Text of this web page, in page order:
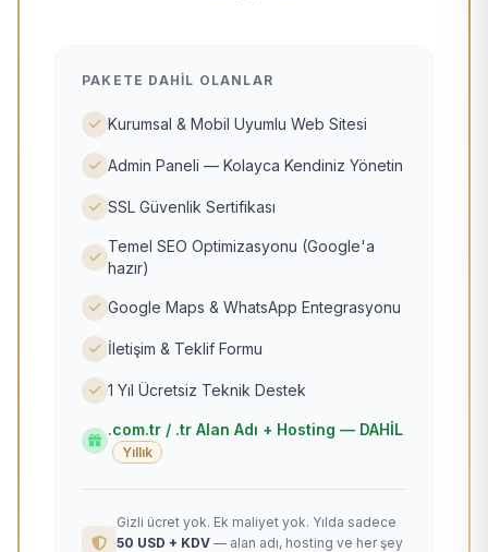
PAKETE DAHIL OLANLAR
Kurumsal & Mobil Uyumlu Web Sitesi
Admin Paneli — Kolayca Kendiniz Yönetin
SSL Güvenlik Sertifikası
Temel SEO Optimizasyonu (Google'a
hazır)
Google Maps & WhatsApp Entegrasyonu
İletişim & Teklif Formu
1 Yıl Ücretsiz Teknik Destek
.com.tr / .tr Alan Adı + Hosting — DAHİL
Yıllık
Gizli ücret yok. Ek maliyet yok. Yılda sadece
50 USD + KDV — alan adı, hosting ve her şey